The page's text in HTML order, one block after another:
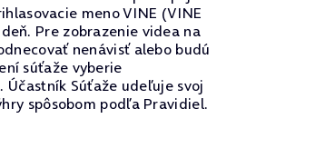
meno VINE (VINE
Pre zobrazenie videa na
nenávisť alebo budú
súťaže vyberie
Súťaže udeľuje svoj
spôsobom podľa Pravidiel.